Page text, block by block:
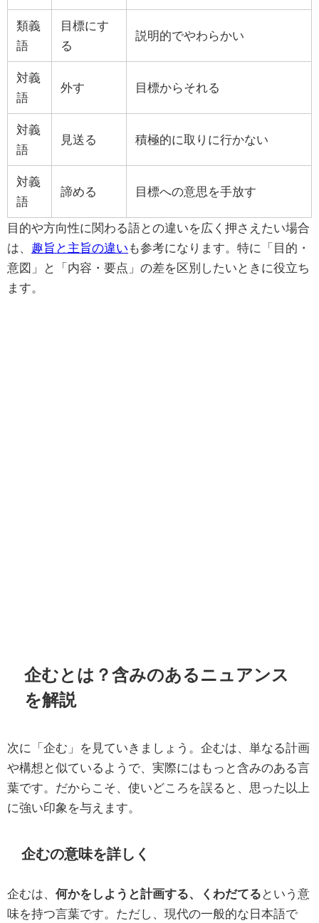
類義
語
目標にす
る
説明的でやわらかい
対義
語
外す 目標からそれる
対義
語
見送る 積極的に取りに行かない
対義
語
諦める 目標への意思を手放す
目的や方向性に関わる語との違いを広く押さえたい場合
は、 趣旨と主旨の違い も参考になります。特に「目的・
意図」と「内容・要点」の差を区別したいときに役立ち
ます。
企むとは？含みのあるニュアンス
を解説
次に「企む」を見ていきましょう。企むは、単なる計画
や構想と似ているようで、実際にはもっと含みのある言
葉です。だからこそ、使いどころを誤ると、思った以上
に強い印象を与えます。
企むの意味を詳しく
企むは、 何かをしようと計画する、くわだてる という意
味を持つ言葉です。ただし、現代の一般的な日本語で